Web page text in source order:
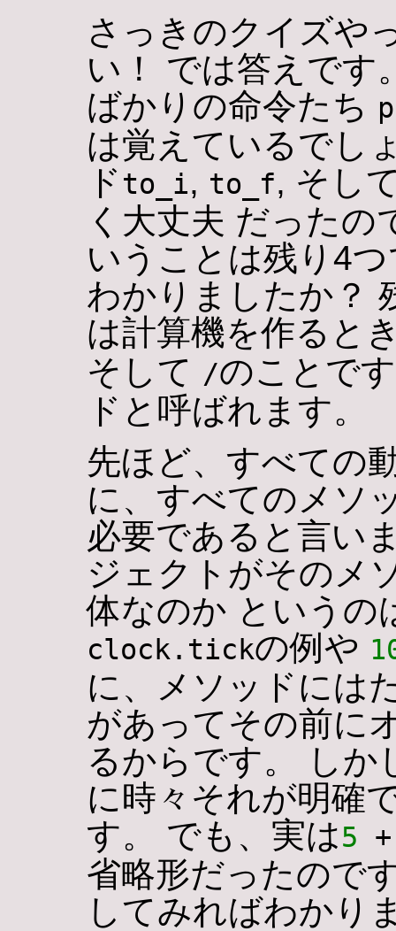
さっきのクイズ
い！ では答えです
ばかりの命令たち
は覚えているでし
ド to_i, to_f, そし
く大丈夫 だった
いうことは残り4
わかりましたか？
は計算機を作ると
そして /のことで
ドと呼ばれます。
先ほど、すべての
に、すべてのメソ
必要であると言い
ジェクトがそのメ
体なのか というの
clock.tickの例や
に、メソッドには
があってその前に
るからです。 しか
に時々それが明確
す。 でも、実は5
省略形だったので
してみればわかり